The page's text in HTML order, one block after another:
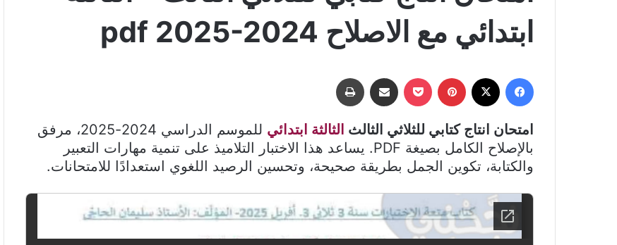
ابتدائي مع الاصلاح pdf 2025-2024
فيسبوك بينتيريست ‫Pocket مشاركة عبر البريد
امتحان انتاج كتابي للثلاثي الثالث الثالثة ابتدائي
للموسم الدراسي 2024-2025، مرفق
بالإصلاح الكامل بصيغة PDF. يساعد هذا الاختبار التلاميذ على تنمية مهارات التعبير
والكتابة، تكوين الجمل بطريقة صحيحة، وتحسين الرصيد اللغوي استعدادًا للامتحانات.